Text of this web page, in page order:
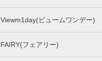
Viewm1day(ビュームワンデー)
FAIRY(フェアリー)